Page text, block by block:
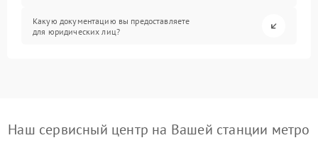
Какую документацию вы предоставляете
для юридических лиц?
Наш сервисный центр на Вашей станции метро